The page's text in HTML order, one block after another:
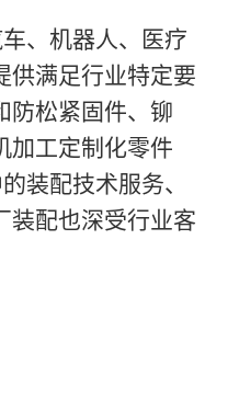
、机器人、医疗
供满足行业特定要
防松紧固件、铆
加工定制化零件
装配技术服务、
装配也深受行业客